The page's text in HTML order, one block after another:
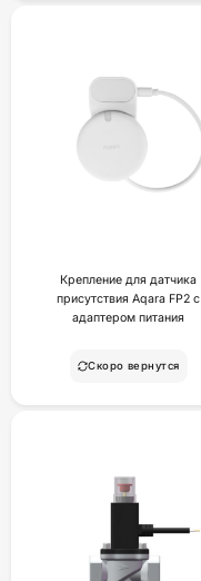
Крепление для датчика
присутствия Aqara FP2 с
адаптером питания
Скоро вернутся